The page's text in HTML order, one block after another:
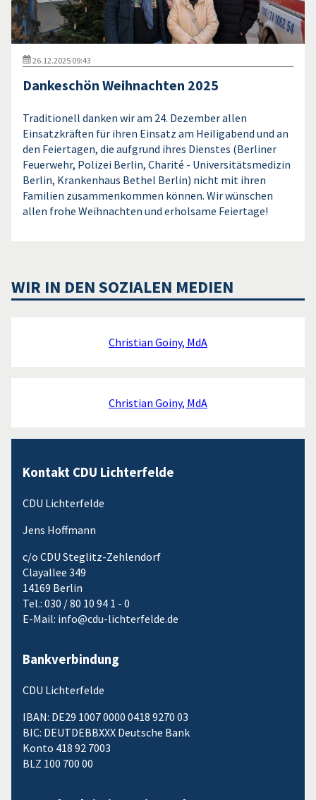
26.12.2025 09:43
Dankeschön Weihnachten 2025
Traditionell danken wir am 24. Dezember allen
Einsatzkräften für ihren Einsatz am Heiligabend und an
den Feiertagen, die aufgrund ihres Dienstes (Berliner
Feuerwehr, Polizei Berlin, Charité - Universitätsmedizin
Berlin, Krankenhaus Bethel Berlin) nicht mit ihren
Familien zusammenkommen können. Wir wünschen
allen frohe Weihnachten und erholsame Feiertage!
WIR IN DEN SOZIALEN MEDIEN
Christian Goiny, MdA
Christian Goiny, MdA
Kontakt CDU Lichterfelde
CDU Lichterfelde
Jens Hoffmann
c/o CDU Steglitz-Zehlendorf
Clayallee 349
14169 Berlin
Tel.: 030 / 80 10 94 1 - 0
E-Mail: info@cdu-lichterfelde.de
Bankverbindung
CDU Lichterfelde
IBAN: DE29 1007 0000 0418 9270 03
BIC: DEUTDEBBXXX Deutsche Bank
Konto 418 92 7003
BLZ 100 700 00